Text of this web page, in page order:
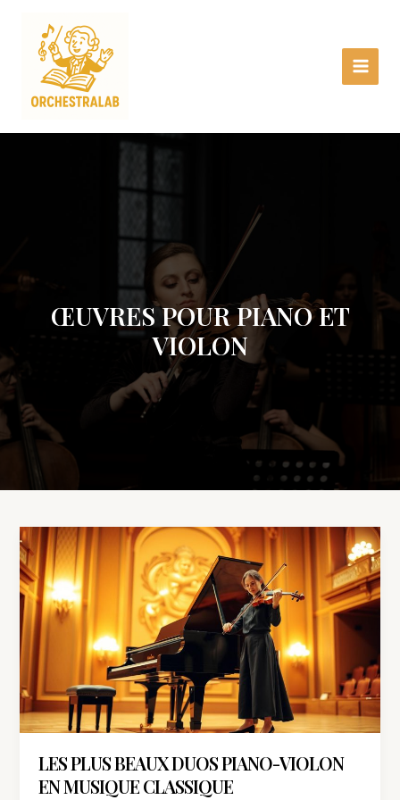
contenu
Menu
ŒUVRES POUR PIANO ET
VIOLON
LES PLUS BEAUX DUOS PIANO-VIOLON
EN MUSIQUE CLASSIQUE
Les
plus
beaux
duos
piano-
violon
en
classique